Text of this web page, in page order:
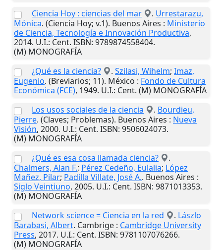
Ciencia Hoy : ciencias del mar
. Urrestarazu,
Mónica. (Ciencia Hoy; v.1). Buenos Aires : Ministerio
de Ciencia, Tecnología e Innovación Productiva,
2014. U.I.: Cent. ISBN: 9789874558404.
(M) MONOGRAFÍA
¿Qué es la ciencia?
. Szilasi, Wihelm; Imaz,
Eugenio. (Breviarios; 11). México : Fondo de Cultura
Económica (FCE), 1949. U.I.: Cent. (M) MONOGRAFÍA
Los usos sociales de la ciencia
. Bourdieu,
Pierre. (Claves; Problemas). Buenos Aires : Nueva
Visión, 2000. U.I.: Cent. ISBN: 9506024073.
(M) MONOGRAFÍA
¿Qué es esa cosa llamada ciencia?
.
Chalmers, Alan F.; Pérez Cedeño, Eulalia; López
Mañez, Pilar; Padilla Villate, José A.. Buenos Aires :
Siglo Veintiuno, 2005. U.I.: Cent. ISBN: 9871013353.
(M) MONOGRAFÍA
Network science = Ciencia en la red
. Lászlo
Barabasi, Albert. Cambrige : Cambridge University
Press, 2017. U.I.: Cent. ISBN: 9781107076266.
(M) MONOGRAFÍA